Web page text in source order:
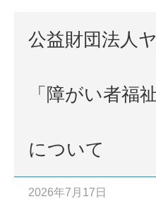
公益財団法人
「障がい者福
について
2026年7月17日